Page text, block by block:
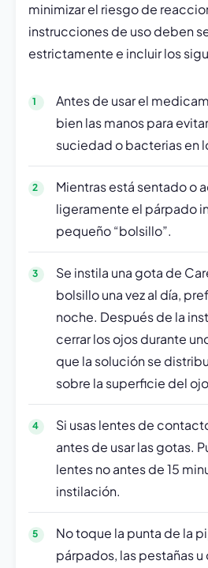
minimizar el riesgo de
instrucciones de uso deben
estrictamente e incluir los
Antes de usar el
bien las manos para
suciedad o bacterias en
Mientras está sentado o
ligeramente el párpado
pequeño “bolsillo”.
Se instila una gota de
bolsillo una vez al día,
noche. Después de la
cerrar los ojos durante
que la solución se
sobre la superficie del
Si usas lentes de
antes de usar las gotas.
lentes no antes de 15
instilación.
No toque la punta de la
párpados, las pestañas